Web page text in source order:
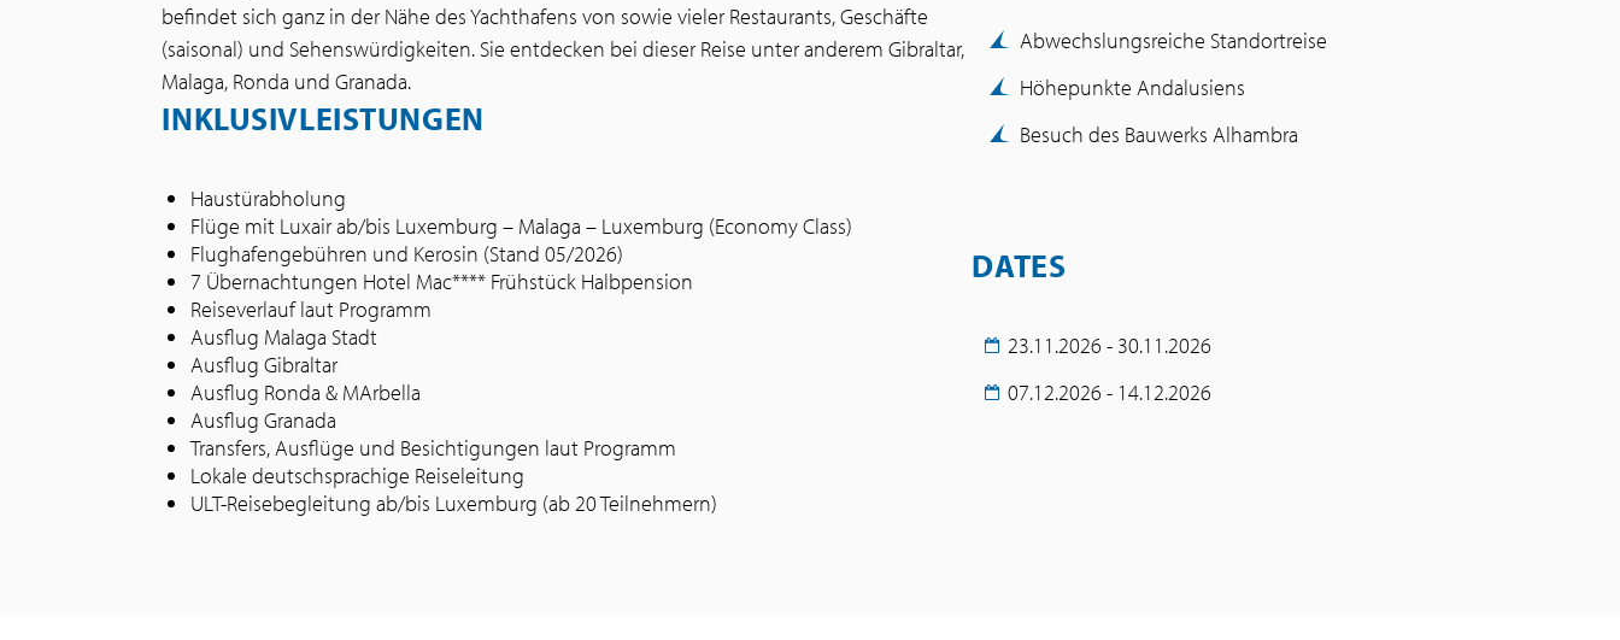
befindet sich ganz in der Nähe des Yachthafens von sowie vieler Restaurants, Geschäfte
(saisonal) und Sehenswürdigkeiten. Sie entdecken bei dieser Reise unter anderem Gibraltar,
Malaga, Ronda und Granada.
INKLUSIVLEISTUNGEN
Haustürabholung
Flüge mit Luxair ab/bis Luxemburg – Malaga – Luxemburg (Economy Class)
Flughafengebühren und Kerosin (Stand 05/2026)
7 Übernachtungen Hotel Mac**** Frühstück Halbpension
Reiseverlauf laut Programm
Ausflug Malaga Stadt
Ausflug Gibraltar
Ausflug Ronda & MArbella
Ausflug Granada
Transfers, Ausflüge und Besichtigungen laut Programm
Lokale deutschsprachige Reiseleitung
ULT-Reisebegleitung ab/bis Luxemburg (ab 20 Teilnehmern)
Abwechslungsreiche Standortreise
Höhepunkte Andalusiens
Besuch des Bauwerks Alhambra
DATES
23.11.2026 - 30.11.2026
07.12.2026 - 14.12.2026